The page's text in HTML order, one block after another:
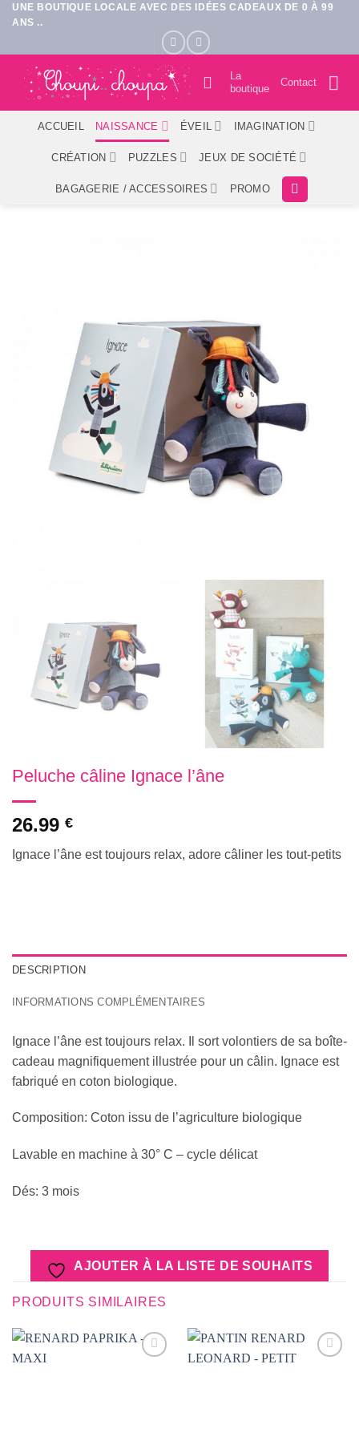
Passer
au
UNE BOUTIQUE LOCALE AVEC DES IDÉES CADEAUX DE 0 À 99
ANS ..
La
boutique
Contact
ACCUEIL NAISSANCE ÉVEIL IMAGINATION
CRÉATION PUZZLES JEUX DE SOCIÉTÉ
BAGAGERIE / ACCESSOIRES PROMO
Peluche câline Ignace l’âne
26.99 €
Ignace l’âne est toujours relax, adore câliner les tout-petits
DESCRIPTION
INFORMATIONS COMPLÉMENTAIRES
Ignace l’âne est toujours relax. Il sort volontiers de sa boîte-
cadeau magnifiquement illustrée pour un câlin. Ignace est
fabriqué en coton biologique.
Composition: Coton issu de l’agriculture biologique
Lavable en machine à 30° C – cycle délicat
Dés: 3 mois
AJOUTER À LA LISTE DE SOUHAITS
PRODUITS SIMILAIRES